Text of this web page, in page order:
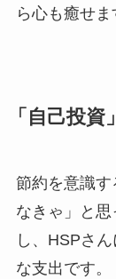
ら心も癒せま
「自己投
節約を意識す
なきゃ」と
し、HSPさ
な支出です。